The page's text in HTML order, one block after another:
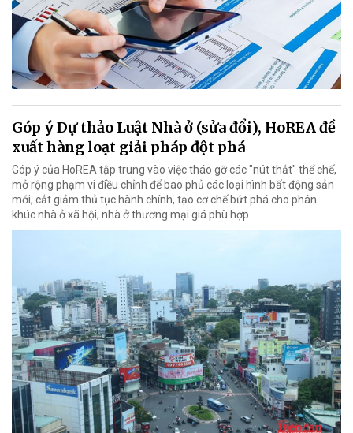
Góp ý Dự thảo Luật Nhà ở (sửa đổi), HoREA đề
xuất hàng loạt giải pháp đột phá
Góp ý của HoREA tập trung vào việc tháo gỡ các "nút thắt" thể chế,
mở rộng phạm vi điều chỉnh để bao phủ các loại hình bất động sản
mới, cắt giảm thủ tục hành chính, tạo cơ chế bứt phá cho phân
khúc nhà ở xã hội, nhà ở thương mại giá phù hợp...